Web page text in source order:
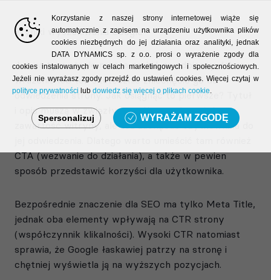
Wyniki wyszukiwania Google
Już na tym etapie można zrobić na odbiorcy dobre
wrażenie lub też skutecznie zniechęcić go do
odwiedzenia strony. Jak osiągnąć to pierwsze? Tytuł
i opis muszą w zwięzły sposób przedstawiać
zawartość witryny, ale też zachęcać użytkownika do
CTA (wezwanie do działania), a także w pewien
sposób przedstawić korzyści dla użytkownika.
Bezpośrednie znaczenie dla SEO ma tylko Meta Title,
jednak oba elementy wpływają na CTR strony
(współczynnik klikalności). Wysoki CTR natomiast
sprawia, że Google łaskawiej patrzy na stronę i
chętniej wyświetla ją na wyższych pozycjach.
Korzystanie z naszej strony internetowej wiąże się
automatycznie z zapisem na urządzeniu użytkownika plików
cookies niezbędnych do jej działania oraz analityki, jednak
DATA DYNAMICS sp. z o.o. prosi o wyrażenie zgody dla
cookies instalowanych w celach marketingowych i społecznościowych.
Jeżeli nie wyrażasz zgody przejdź do ustawień cookies. Więcej czytaj w
polityce prywatności lub dowiedz się więcej o plikach cookie
Spersonalizuj WYRAŻAM ZGODĘ